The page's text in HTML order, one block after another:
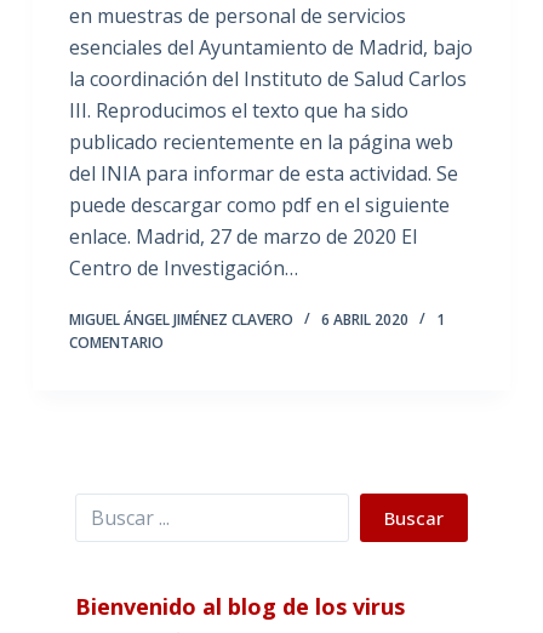
en muestras de personal de servicios
esenciales del Ayuntamiento de Madrid, bajo
la coordinación del Instituto de Salud Carlos
III. Reproducimos el texto que ha sido
publicado recientemente en la página web
del INIA para informar de esta actividad. Se
puede descargar como pdf en el siguiente
enlace. Madrid, 27 de marzo de 2020 El
Centro de Investigación…
MIGUEL ÁNGEL JIMÉNEZ CLAVERO 6 ABRIL 2020
1
COMENTARIO
Buscar Buscar
Bienvenido al blog de los virus